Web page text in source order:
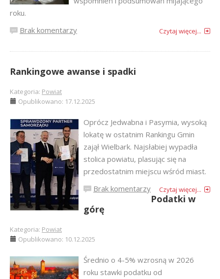
roku.
Brak komentarzy
Czytaj więcej...
Rankingowe awanse i spadki
Kategoria: Powiat
Opublikowano: 17.12.2025
Oprócz Jedwabna i Pasymia, wysoką
lokatę w ostatnim Rankingu Gmin
zajął Wielbark. Najsłabiej wypadła
stolica powiatu, plasując się na
przedostatnim miejscu wśród miast.
Brak komentarzy
Czytaj więcej...
Podatki w
górę
Kategoria: Powiat
Opublikowano: 10.12.2025
Średnio o 4-5% wzrosną w 2026
roku stawki podatku od